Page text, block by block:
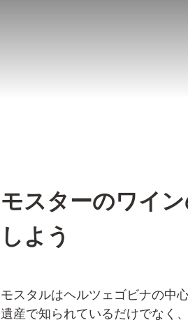
モスターのワイ
しよう
モスタルはヘルツェゴビナの中
遺産で知られているだけでなく